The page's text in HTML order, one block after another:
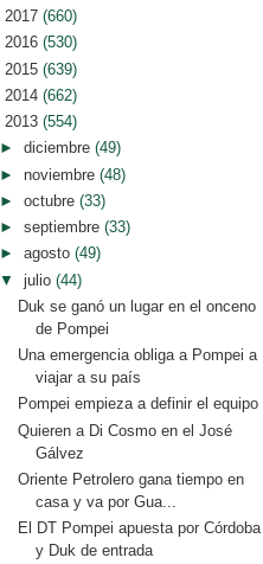
2017 (660)
2016 (530)
2015 (639)
2014 (662)
2013 (554)
► diciembre (49)
► noviembre (48)
► octubre (33)
► septiembre (33)
► agosto (49)
▼ julio (44)
Duk se ganó un lugar en el onceno
de Pompei
Una emergencia obliga a Pompei a
viajar a su país
Pompei empieza a definir el equipo
Quieren a Di Cosmo en el José
Gálvez
Oriente Petrolero gana tiempo en
casa y va por Gua...
El DT Pompei apuesta por Córdoba
y Duk de entrada